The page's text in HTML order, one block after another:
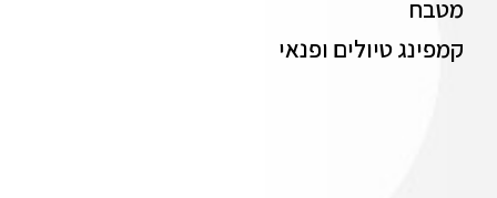
מטבח
קמפינג טיולים ופנאי